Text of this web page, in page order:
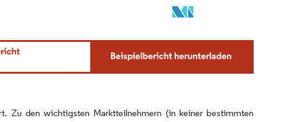
Zu den wichtigsten Marktteilnehmern (in keiner bestimmten